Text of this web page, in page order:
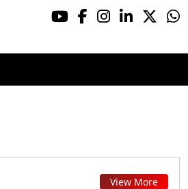
View More